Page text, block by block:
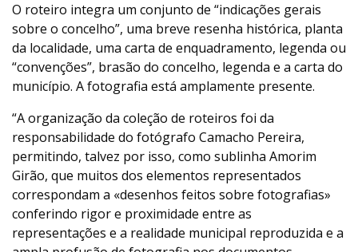
O roteiro integra um conjunto de “indicações gerais
sobre o concelho”, uma breve resenha histórica, planta
da localidade, uma carta de enquadramento, legenda ou
“convenções”, brasão do concelho, legenda e a carta do
município. A fotografia está amplamente presente.
“A organização da coleção de roteiros foi da
responsabilidade do fotógrafo Camacho Pereira,
permitindo, talvez por isso, como sublinha Amorim
Girão, que muitos dos elementos representados
correspondam a «desenhos feitos sobre fotografias»
conferindo rigor e proximidade entre as
representações e a realidade municipal reproduzida e a